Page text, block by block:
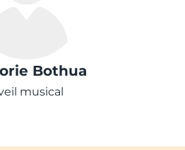
Bothua
musical